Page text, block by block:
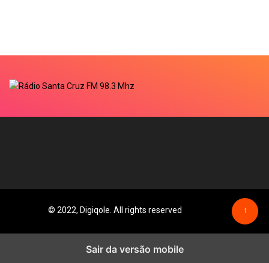
© 2022, Digiqole. All rights reserved ↑
Sair da versão mobile